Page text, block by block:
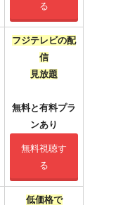
る
フジテレビの配
信
見放題
無料と有料プラ
ンあり
無料視聴す
る
低価格で